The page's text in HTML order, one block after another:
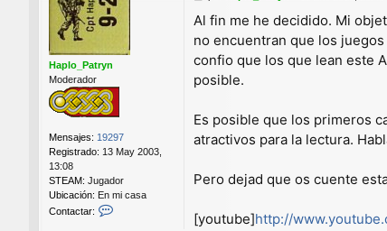
Haplo_Patryn
Moderador
Mensajes: 19297
Registrado: 13 May 2003,
13:08
STEAM: Jugador
Ubicación: En mi casa
Contactar:
n
s
j
e
Al fin me he decidido. Mi
no encuentran que los juegos
confio que los que lean este
posible.
Es posible que los primeros
atractivos para la lectura.
Pero dejad que os cuente
[youtube]http://